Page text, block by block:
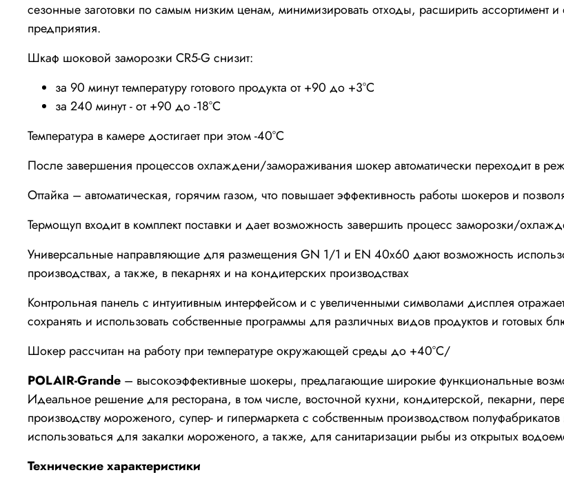
сезонные заготовки по самым низким ценам, минимизировать отходы, расширить ассортимент
предприятия.
Шкаф шоковой заморозки CR5-G снизит:
за 90 минут температуру готового продукта от +90 до +3°С
за 240 минут - от +90 до -18°С
Температура в камере достигает при этом -40°С
После завершения процессов охлаждени/замораживания шокер автоматически переходит в
Оттайка – автоматическая, горячим газом, что повышает эффективность работы шокеров и
Термощуп входит в комплект поставки и дает возможность завершить процесс заморозки/
Универсальные направляющие для размещения GN 1/1 и EN 40x60 дают возможность
производствах, а также, в пекарнях и на кондитерских производствах
Контрольная панель с интуитивным интерфейсом и с увеличенными символами дисплея
сохранять и использовать собственные программы для различных видов продуктов и готовых
Шокер рассчитан на работу при температуре окружающей среды до +40°С/
POLAIR-Grande – высокоэффективные шокеры, предлагающие широкие функциональные
Идеальное решение для ресторана, в том числе, восточной кухни, кондитерской, пекарни,
производству мороженого, супер- и гипермаркета с собственным производством
использоваться для закалки мороженого, а также, для санитаризации рыбы из открытых
Технические характеристики